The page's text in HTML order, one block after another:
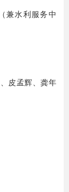
兼水利服务中
孟辉、龚年